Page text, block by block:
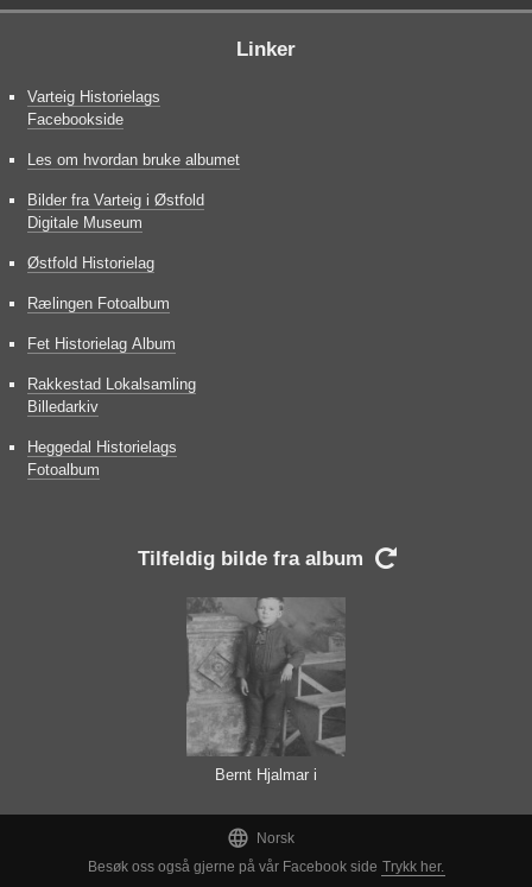
Linker
Varteig Historielags
Facebookside
Les om hvordan bruke albumet
Bilder fra Varteig i Østfold
Digitale Museum
Østfold Historielag
Rælingen Fotoalbum
Fet Historielag Album
Rakkestad Lokalsamling
Billedarkiv
Heggedal Historielags
Fotoalbum
Tilfeldig bilde fra album 
Bernt Hjalmar i

Norsk
Besøk oss også gjerne på vår Facebook side
Trykk her.